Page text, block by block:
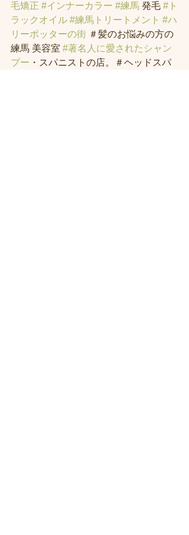
毛矯正 #インナーカラー #練馬 発毛 #ト
ラックオイル #練馬トリートメント #ハ
リーポッターの街 ＃髪のお悩みの方の
練馬 美容室 #著名人に愛されたシャン
プー ・スパニストの店。＃ヘッドスパ